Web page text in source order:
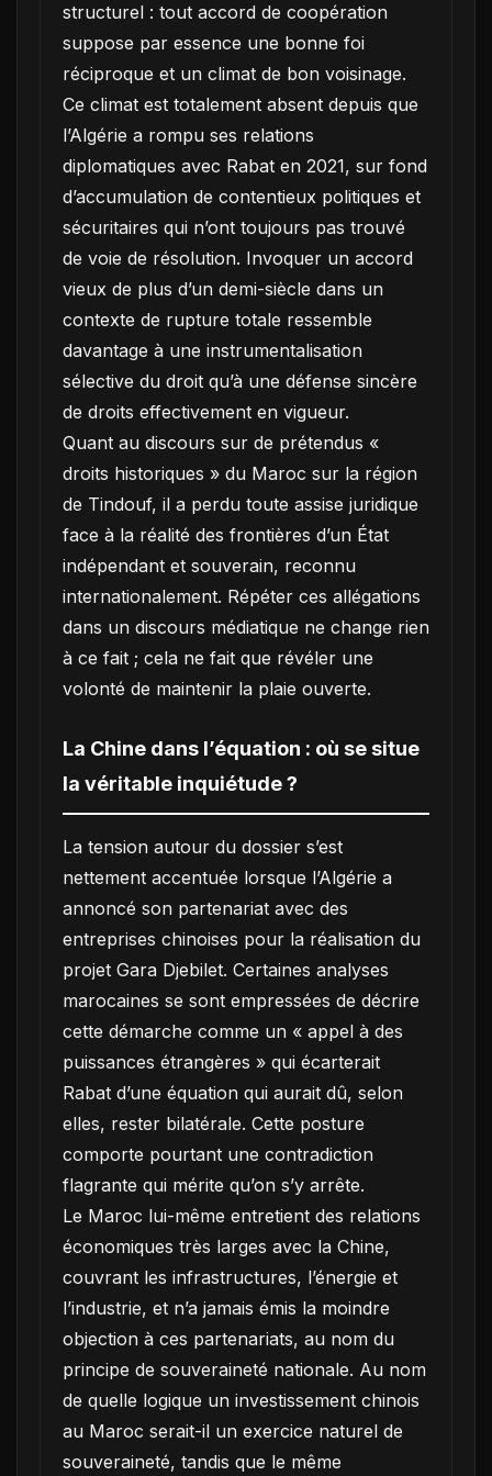
structurel : tout accord de coopération
suppose par essence une bonne foi
réciproque et un climat de bon voisinage.
Ce climat est totalement absent depuis que
l’Algérie a rompu ses relations
diplomatiques avec Rabat en 2021, sur fond
d’accumulation de contentieux politiques et
sécuritaires qui n’ont toujours pas trouvé
de voie de résolution. Invoquer un accord
vieux de plus d’un demi-siècle dans un
contexte de rupture totale ressemble
davantage à une instrumentalisation
sélective du droit qu’à une défense sincère
de droits effectivement en vigueur.
Quant au discours sur de prétendus «
droits historiques » du Maroc sur la région
de Tindouf, il a perdu toute assise juridique
face à la réalité des frontières d’un État
indépendant et souverain, reconnu
internationalement. Répéter ces allégations
dans un discours médiatique ne change rien
à ce fait ; cela ne fait que révéler une
volonté de maintenir la plaie ouverte.
La Chine dans l’équation : où se situe
la véritable inquiétude ?
La tension autour du dossier s’est
nettement accentuée lorsque l’Algérie a
annoncé son partenariat avec des
entreprises chinoises pour la réalisation du
projet Gara Djebilet. Certaines analyses
marocaines se sont empressées de décrire
cette démarche comme un « appel à des
puissances étrangères » qui écarterait
Rabat d’une équation qui aurait dû, selon
elles, rester bilatérale. Cette posture
comporte pourtant une contradiction
flagrante qui mérite qu’on s’y arrête.
Le Maroc lui-même entretient des relations
économiques très larges avec la Chine,
couvrant les infrastructures, l’énergie et
l’industrie, et n’a jamais émis la moindre
objection à ces partenariats, au nom du
principe de souveraineté nationale. Au nom
de quelle logique un investissement chinois
au Maroc serait-il un exercice naturel de
souveraineté, tandis que le même